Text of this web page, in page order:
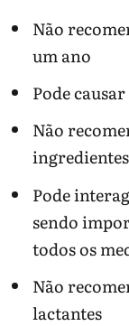
Não
um ano
Pode
Não
Pode
sendo
todos os
Não
lactantes